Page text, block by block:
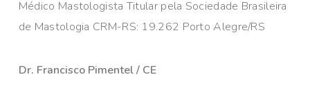
Médico Mastologista Titular pela Sociedade Brasileira
de Mastologia CRM-RS: 19.262 Porto Alegre/RS
Dr. Francisco Pimentel / CE